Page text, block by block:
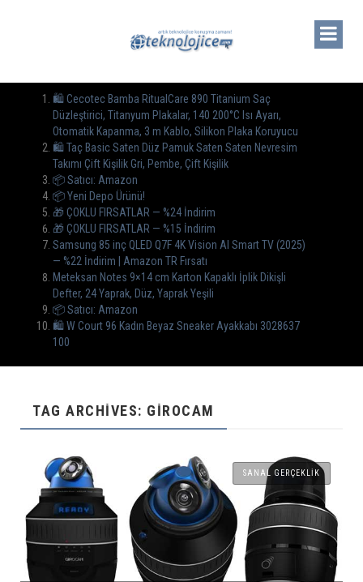
🛍️ Cecotec Bamba RitualCare 890 Titanium Saç
Düzleştirici, Titanyum Plakalar, 140 200°C Isı Ayarı,
Otomatik Kapanma, 3 m Kablo, Silikon Plaka Koruyucu
🛍️ Taç Basic Saten Düz Pamuk Saten Saten Nevresim
Takımı Çift Kişilik Gri, Pembe, Çift Kişilik
📦 Satıcı: Amazon
📦 Yeni Depo Ürünü!
🎁 ÇOKLU FIRSATLAR — %24 İndirim
🎁 ÇOKLU FIRSATLAR — %15 İndirim
Samsung 85 inç QLED Q7F 4K Vision AI Smart TV (2025)
— %22 İndirim | Amazon TR Fırsatı
Meteksan Notes 9×14 cm Karton Kapaklı İplik Dikişli
Defter, 24 Yaprak, Düz, Yaprak Yeşili
📦 Satıcı: Amazon
🛍️ W Court 96 Kadın Beyaz Sneaker Ayakkabı 3028637
100
TAG ARCHIVES: GIROCAM
SANAL GERÇEKLIK